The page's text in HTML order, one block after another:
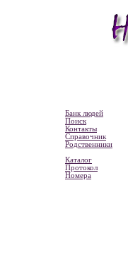
Банк людей
Поиск
Контакты
Справочник
Родственники
Каталог
Протокол
Номера